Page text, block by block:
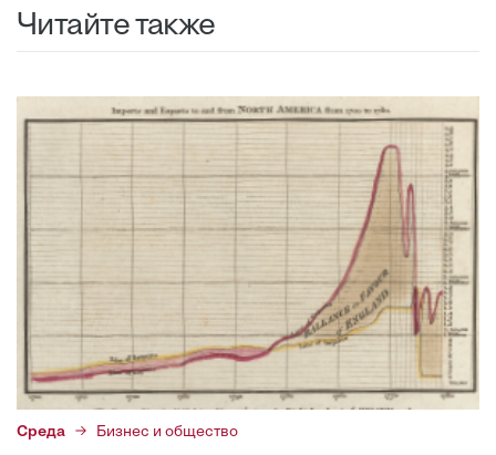
Читайте также
Среда Бизнес и общество